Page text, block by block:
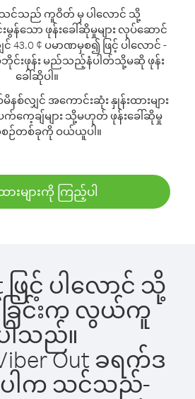
င့် သင်သည် ကူဝိတ် မှ ပါလောင် သို့
သော ဖုန်းခေါ်ဆိုမှုများ လုပ်ဆောင်
43.0 ¢ ပမာဏမှစ၍ ဖြင့် ပါလောင် -
င်းဖုန်း မည်သည့်နံပါတ်သို့မဆို ဖုန်း
ခေါ်ဆိုပါ။
စ်လျှင် အကောင်းဆုံး နှုန်းထားများ
ကေ့ချ်များ သို့မဟုတ် ဖုန်းခေါ်ဆိုမှု
ဉ်တစ်ခုကို ဝယ်ယူပါ။
ားများကို ကြည့်ပါ
ဖြင့် ပါလောင် သို့
ခြင်းက လွယ်ကူ
ါသည်။
Out ခရက်ဒ
ရှိပါက သင်သည်-